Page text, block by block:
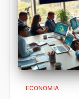
ECONOMIA